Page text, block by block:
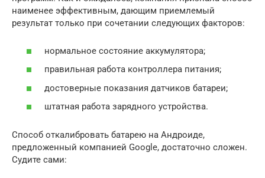
наименее эффективным, дающим приемлемый
результат только при сочетании следующих факторов:
нормальное состояние аккумулятора;
правильная работа контроллера питания;
достоверные показания датчиков батареи;
штатная работа зарядного устройства.
Способ откалибровать батарею на Андроиде,
предложенный компанией Google, достаточно сложен.
Судите сами: